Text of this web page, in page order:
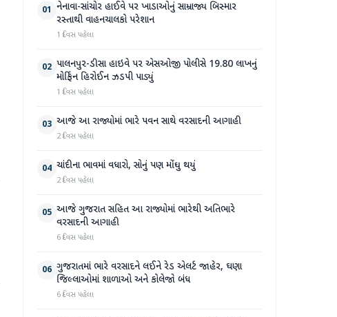
01 નેનાવા-સાંચોર હાઈવે પર ખાડાઓનું સામ્રાજ્ય બિસ્માર
રસ્તાથી વાહનચાલકો પરેશાન
1 દિવસ પહેલા
02 પાલનપુર-ડીસા હાઇવે પર એસઓજી પોલીસે 19.80 લાખનું
મોર્ફિન હિરોઈન ઝડપી પાડ્યું
1 દિવસ પહેલા
03 આજે આ રાજ્યોમાં ભારે પવન સાથે વરસાદની આગાહી
2 દિવસ પહેલા
04 ચાંદીના ભાવમાં વધારો, સોનું પણ મોંઘુ થયું
2 દિવસ પહેલા
05 આજે ગુજરાત સહિત આ રાજ્યોમાં ભારેથી અતિભારે
વરસાદની આગાહી
6 દિવસ પહેલા
06 ગુજરાતમાં ભારે વરસાદને લઈને રેડ એલર્ટ જાહેર, ઘણા
જિલ્લાઓમાં શાળાઓ અને કોલેજો બંધ
6 દિવસ પહેલા